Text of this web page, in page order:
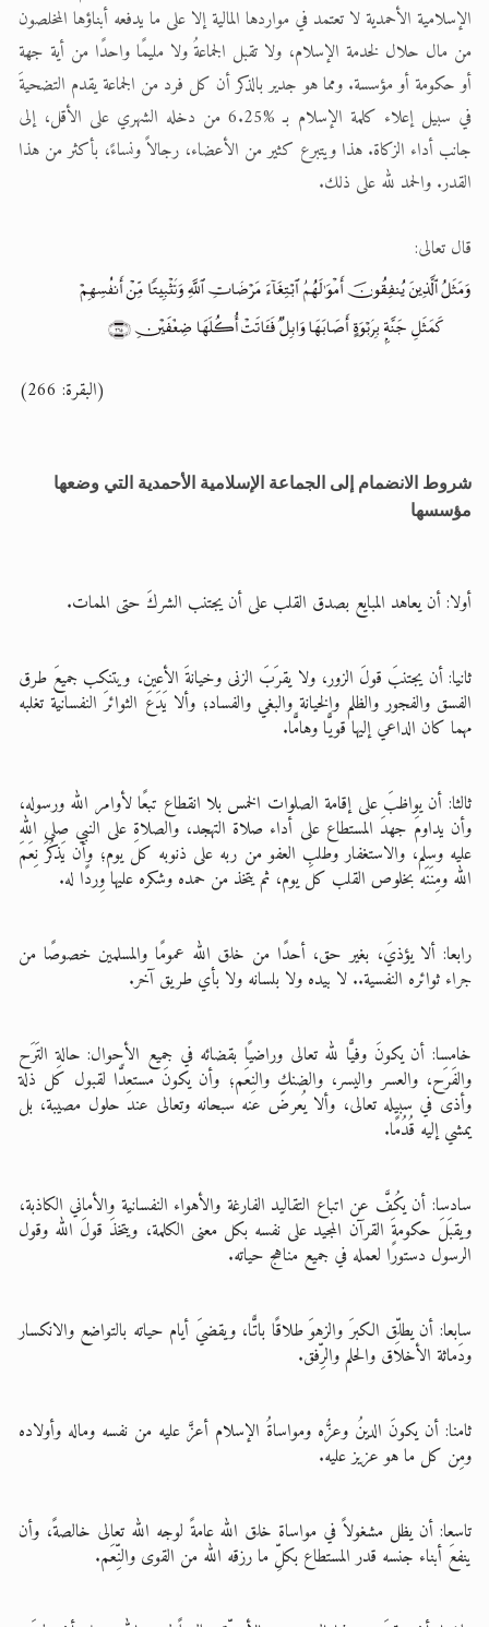
الإسلامية الأحمدية لا تعتمد في مواردها المالية إلا على ما يدفعه أبناؤها المخلصون
من مال حلال لخدمة الإسلام، ولا تقبل الجماعةُ ولا مليمًا واحدًا من أية جهة
أو حكومة أو مؤسسة. ومما هو جدير بالذكر أن كل فرد من الجماعة يقدم التضحيةَ
في سبيل إعلاء كلمة الإسلام بـ %6.25 من دخله الشهري على الأقل، إلى
جانب أداء الزكاة. هذا ويتبرع كثير من الأعضاء، رجالاً ونساءً، بأكثر من هذا
القدر. والحمد لله على ذلك.
قال تعالى:
(البقرة: 266)
شروط الانضمام إلى الجماعة الإسلامية الأحمدية التي وضعها
مؤسسها
أولا: أن يعاهد المبايع بصدق القلب على أن يجتنب الشركَ حتى الممات.
ثانيا: أن يجتنبَ قولَ الزور، ولا يقرَبَ الزنى وخيانةَ الأعين، ويتنكب جميعَ طرق
الفسق والفجور والظلم والخيانة والبغي والفساد؛ وألا يَدَعَ الثوائرَ النفسانية تغلبه
مهما كان الداعي إليها قويًّا وهامًّا.
ثالثا: أن يواظبَ على إقامة الصلوات الخمس بلا انقطاع تبعًا لأوامر الله ورسوله،
وأن يداومَ جهدَ المستطاع على أداء صلاة التهجد، والصلاةِ على النبي صلى الله
عليه وسلم، والاستغفار وطلبِ العفو من ربه على ذنوبه كل يوم؛ وأن يَذكُرَ نِعَمَ
الله ومِنَنَه بخلوص القلب كل يوم، ثم يتخذ من حمده وشكره عليها وِردًا له.
رابعا: ألا يؤذيَ، بغير حق، أحدًا من خلق الله عمومًا والمسلمين خصوصًا من
جراء ثوائره النفسية.. لا بيده ولا بلسانه ولا بأي طريق آخر.
خامسا: أن يكونَ وفيًّا لله تعالى وراضيًا بقضائه في جميع الأحوال: حالةِ التَرَح
والفَرَح، والعسر واليسر، والضنكِ والنِعَم؛ وأن يكونَ مستعِدًّا لقبول كل ذلة
وأذى في سبيله تعالى، وألا يُعرضَ عنه سبحانه وتعالى عند حلول مصيبة، بل
يمشي إليه قُدُمًا.
سادسا: أن يكُفَّ عن اتباع التقاليد الفارغة والأهواء النفسانية والأماني الكاذبة،
ويقبَلَ حكومةَ القرآن المجيد على نفسه بكل معنى الكلمة، ويتخذَ قولَ الله وقول
الرسول دستورًا لعمله في جميع مناهج حياته.
سابعا: أن يطلِّق الكبرَ والزهوَ طلاقًا باتًّا، ويقضيَ أيام حياته بالتواضع والانكسار
ودَماثة الأخلاق والحلم والرِّفق.
ثامنا: أن يكونَ الدينُ وعزُّه ومواساةُ الإسلام أعزَّ عليه من نفسه وماله وأولاده
ومِن كل ما هو عزيز عليه.
تاسعا: أن يظل مشغولاً في مواساة خلق الله عامةً لوجه الله تعالى خالصةً، وأن
ينفعَ أبناء جنسه قدر المستطاع بكلِّ ما رزقه الله من القوى والنِّعَم.